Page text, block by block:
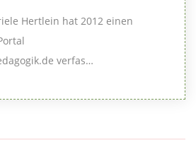
Hertlein hat 2012 einen
verfas…